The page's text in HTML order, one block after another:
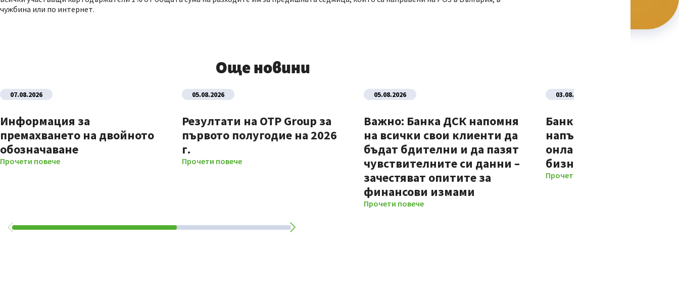
чужбина или по интернет.
Още новини
07.08.2026
Информация за
премахването на двойното
обозначаване
Прочети повече
05.08.2026
Резултати на OTP Group за
първото полугодие на 2026
г.
Прочети повече
05.08.2026
Важно: Банка ДСК напомня
на всички свои клиенти да
бъдат бдителни и да пазят
чувствителните си данни –
зачестяват опитите за
финансови измами
Прочети повече
03.08.2026
Банка ДСК стартира
напълно
онлайн процес за нови
бизнес клиенти
Прочети повече